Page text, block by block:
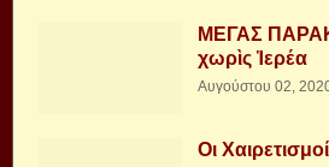
ΜΕΓΑΣ
χωρὶς Ἱερέα
Αυγούστου 02,
Οι